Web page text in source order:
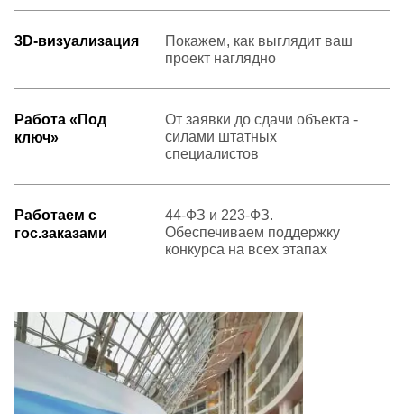
3D-визуализация
Покажем, как выглядит ваш
проект наглядно
Работа «Под
ключ»
От заявки до сдачи объекта -
силами штатных
специалистов
Работаем с
гос.заказами
44-ФЗ и 223-ФЗ.
Обеспечиваем поддержку
конкурса на всех этапах